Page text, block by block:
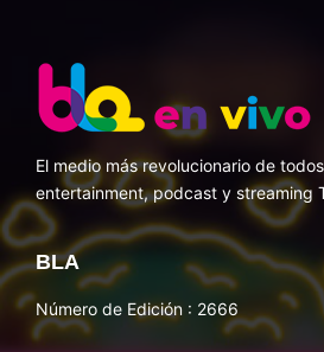
El medio más revolucionario de
entertainment, podcast y streaming
BLA
Número de Edición : 2666